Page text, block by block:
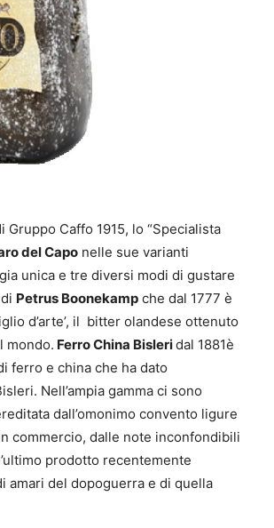
Caffo 1915, lo “Specialista
del Capo nelle sue varianti
unica e tre diversi modi di gustare
Petrus Boonekamp che dal 1777 è
d’arte’, il bitter olandese ottenuto
mondo. Ferro China Bisleridal 1881è
ferro e china che ha dato
Nell’ampia gamma ci sono
dall’omonimo convento ligure
commercio, dalle note inconfondibili
prodotto recentemente
amari del dopoguerra e di quella